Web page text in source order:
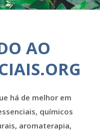
AO
há de melhor em
químicos
aromaterapia,